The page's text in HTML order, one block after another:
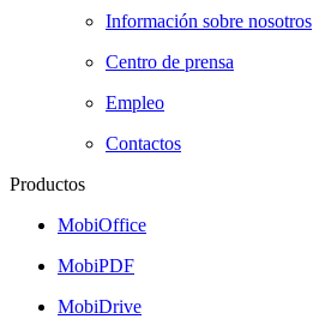
Información sobre nosotros
Centro de prensa
Empleo
Contactos
Productos
MobiOffice
MobiPDF
MobiDrive